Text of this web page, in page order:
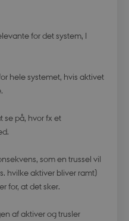
for det system, I
hele systemet, hvis aktivet
se på, hvor fx et
som en trussel vil
hvilke aktiver bliver ramt)
for, at det sker.
af aktiver og trusler